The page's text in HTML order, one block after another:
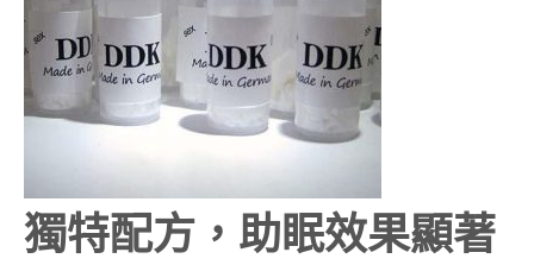
獨特配方，助眠效果顯著